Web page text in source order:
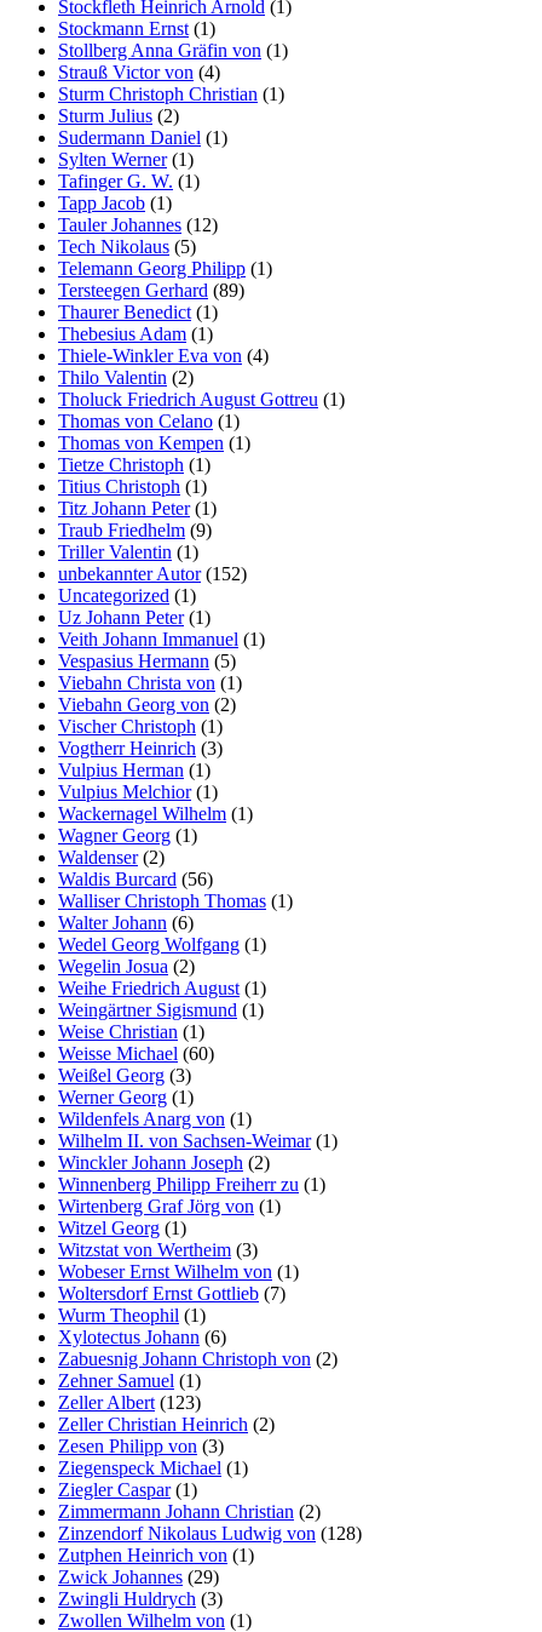
Stockfleth Heinrich Arnold (1)
Stockmann Ernst (1)
Stollberg Anna Gräfin von (1)
Strauß Victor von (4)
Sturm Christoph Christian (1)
Sturm Julius (2)
Sudermann Daniel (1)
Sylten Werner(1)
Tafinger G. W. (1)
Tapp Jacob (1)
Tauler Johannes (12)
Tech Nikolaus (5)
Telemann Georg Philipp (1)
Tersteegen Gerhard (89)
Thaurer Benedict (1)
Thebesius Adam (1)
Thiele-Winkler Eva von (4)
Thilo Valentin (2)
Tholuck Friedrich August Gottreu (1)
Thomas von Celano (1)
Thomas von Kempen (1)
Tietze Christoph (1)
Titius Christoph (1)
Titz Johann Peter(1)
Traub Friedhelm (9)
Triller Valentin (1)
unbekannter Autor(152)
Uncategorized (1)
Uz Johann Peter(1)
Veith Johann Immanuel (1)
Vespasius Hermann (5)
Viebahn Christa von (1)
Viebahn Georg von (2)
Vischer Christoph (1)
Vogtherr Heinrich (3)
Vulpius Herman (1)
Vulpius Melchior(1)
Wackernagel Wilhelm (1)
Wagner Georg (1)
Waldenser(2)
Waldis Burcard (56)
Walliser Christoph Thomas (1)
Walter Johann (6)
Wedel Georg Wolfgang (1)
Wegelin Josua (2)
Weihe Friedrich August (1)
Weingärtner Sigismund (1)
Weise Christian (1)
Weisse Michael (60)
Weißel Georg (3)
Werner Georg (1)
Wildenfels Anarg von (1)
Wilhelm II. von Sachsen-Weimar(1)
Winckler Johann Joseph (2)
Winnenberg Philipp Freiherr zu (1)
Wirtenberg Graf Jörg von (1)
Witzel Georg (1)
Witzstat von Wertheim (3)
Wobeser Ernst Wilhelm von (1)
Woltersdorf Ernst Gottlieb (7)
Wurm Theophil (1)
Xylotectus Johann (6)
Zabuesnig Johann Christoph von (2)
Zehner Samuel (1)
Zeller Albert (123)
Zeller Christian Heinrich (2)
Zesen Philipp von (3)
Ziegenspeck Michael (1)
Ziegler Caspar(1)
Zimmermann Johann Christian (2)
Zinzendorf Nikolaus Ludwig von (128)
Zutphen Heinrich von (1)
Zwick Johannes (29)
Zwingli Huldrych (3)
Zwollen Wilhelm von (1)